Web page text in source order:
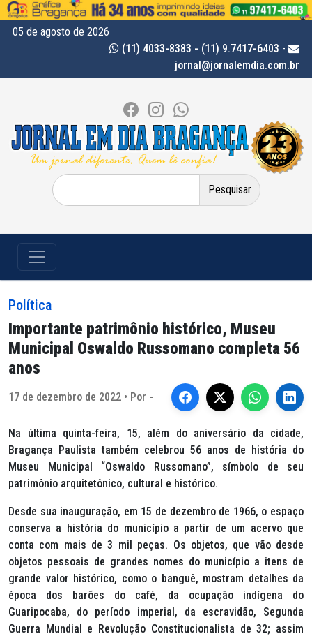
05 de agosto de 2026
(11) 4033-8383 - (11) 9.7417-6403 -
jornal@jornalemdia.com.br
Pesquisar
por:
Política
Importante patrimônio histórico, Museu
Municipal Oswaldo Russomano completa 56
anos
17 de dezembro de 2022 • Por -
Na última quinta-feira, 15, além do aniversário da cidade,
Bragança Paulista também celebrou 56 anos de história do
Museu Municipal “Oswaldo Russomano”, símbolo de seu
patrimônio arquitetônico, cultural e histórico.
Desde sua inauguração, em 15 de dezembro de 1966, o espaço
conserva a história do município a partir de um acervo que
conta com mais de 3 mil peças. Os objetos, que vão desde
objetos pessoais de grandes nomes do município a itens de
grande valor histórico, como o banguê, mostram detalhes da
época dos barões do café, da ocupação indígena do
Guaripocaba, do período imperial, da escravidão, Segunda
Guerra Mundial e Revolução Constitucionalista de 32; assim